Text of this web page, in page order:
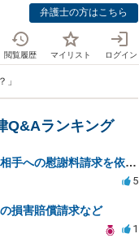
弁護士の方はこちら
閲覧履歴 マイリスト ログイン
」
Q&Aランキング
弁護士に浮気相手への慰謝料請求を依頼する費用相場は？
5
損害賠償請求など
1